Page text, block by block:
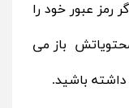
رمز عبور خود را
محتویاتش باز می
باشید.